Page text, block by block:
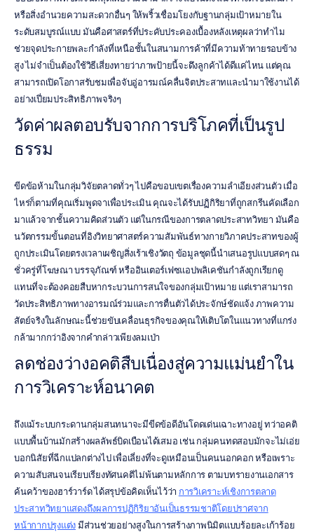
หรือสิ่งอำนวยความสะดวกอื่นๆ ให้พริ้วเชื่อมโยงกับฐานกลุ่มเป้าหมายใน
ระดับสมบูรณ์แบบ มันคือศาสตร์ที่ประคับประคองเบื้องหลังเหตุผลว่าทำไม
ช่วยจุดประกายพละกำลังที่เหนือชั้นในสนามการค้าที่มีความท้าทายรอบข้าง
สูง ไม่จำเป็นต้องใช้วิธีเสี่ยงทายว่าภาพป้ายนี้จะดึงลูกค้าได้ดีแค่ไหน แต่คุณ
สามารถเปิดโอกาสรับชมเพื่อจับอู่อารมณ์คลื่นจิตประสาทและนำมาใช้งานได้
อย่างเปี่ยมประสิทธิภาพจริงๆ
วัดค่าผลตอบรับจากการบริโภคที่เป็นรูป
ธรรม
ขีดข้อห้ามในกลุ่มวิจัยตลาดทั่วๆ ไปคือขอบเขตเรื่องความลำเอียงส่วนตัว เมื่อ
ไหร่ก็ตามที่คุณเริ่มพูดจาเพื่อประเมิน คุณจะได้รับปฏิกิริยาที่ถูกสกรีนคัดเลือก
มาแล้วจากชั้นความคิดส่วนตัว แต่ในกรณีของการตลาดประสาทวิทยา มันคือ
นวัตกรรมขั้นตอนที่อิงวิทยาศาสตร์ความสัมพันธ์ทางกายวิภาคประสาทของผู้
ถูกประเมินโดยตรงเวลาเผชิญสิ่งเร้าเชิงวัตถุ ข้อมูลชุดนี้นำเสนอรูปแบบสดๆ ณ
ชั่วครู่ที่โฆษณา บรรจุภัณฑ์ หรืออินเตอร์เฟซแอปพลิเคชันกำลังถูกเรียกดู
แทนที่จะต้องคอยสืบหากระบวนการสนใจของกลุ่มเป้าหมาย แต่เราสามารถ
วัดประสิทธิภาพทางอารมณ์ร่วมและการตื่นตัวได้ประจักษ์ชัดแจ้ง ภาพความ
สัตย์จริงในลักษณะนี้ช่วยขับเคลื่อนธุรกิจของคุณให้เติบโตในแนวทางที่แกร่ง
กล้ามากกว่าอิงจากคำกล่าวเพียงลมเป่า
ลดช่องว่างอคติสืบเนื่องสู่ความแม่นยำใน
การวิเคราะห์อนาคต
ถึงแม้ระบบกระดานกลุ่มสนทนาจะมีขีดข้อดีอันโดดเด่นเฉาะทางอยู่ ทว่าอคติ
แบบพื้นบ้านมักสร้างผลลัพธ์บิดเบือนได้เสมอ เช่น กลุ่มคนทดสอบมักจะไม่เอ่ย
บอกนิสัยที่ฉีกแปลกต่างไป เพื่อเลี่ยงที่จะดูเหมือนเป็นคนนอกคอก หรือเพราะ
ความสับสนจนเรียบเรียงทัศนคติไม่พ้นตามหลักการ ตามบทรายงานเอกสาร
ค้นคว้าของฮาร์วาร์ด ได้สรุปข้อคิดเห็นไว้ว่า การวิเคราะห์เชิงการตลาด
ประสาทวิทยาแสดงถึงผลการปฏิกิริยาอันเป็นธรรมชาติโดยปราศจาก
หน้ากากปรุงแต่ง มีส่วนช่วยอย่างสูงในการสร้างภาพนิมิตแบบร้อยละเก้าร้อย